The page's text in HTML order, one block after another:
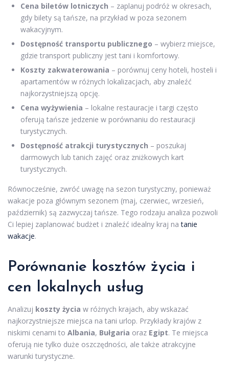
Cena biletów lotniczych – zaplanuj podróż w okresach,
gdy bilety są tańsze, na przykład w poza sezonem
wakacyjnym.
Dostępność transportu publicznego – wybierz miejsce,
gdzie transport publiczny jest tani i komfortowy.
Koszty zakwaterowania – porównuj ceny hoteli, hosteli i
apartamentów w różnych lokalizacjach, aby znaleźć
najkorzystniejszą opcję.
Cena wyżywienia – lokalne restauracje i targi często
oferują tańsze jedzenie w porównaniu do restauracji
turystycznych.
Dostępność atrakcji turystycznych – poszukaj
darmowych lub tanich zajęć oraz zniżkowych kart
turystycznych.
Równocześnie, zwróć uwagę na sezon turystyczny, ponieważ
wakacje poza głównym sezonem (maj, czerwiec, wrzesień,
październik) są zazwyczaj tańsze. Tego rodzaju analiza pozwoli
Ci lepiej zaplanować budżet i znaleźć idealny kraj natanie
wakacje.
Porównanie kosztów życia i
cen lokalnych usług
Analizuj koszty życia w różnych krajach, aby wskazać
najkorzystniejsze miejsca na tani urlop. Przykłady krajów z
niskimi cenami to Albania, Bułgaria oraz Egipt. Te miejsca
oferują nie tylko duże oszczędności, ale także atrakcyjne
warunki turystyczne.